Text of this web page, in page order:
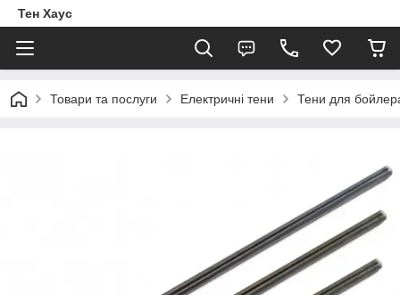
Тен Хаус
Товари та послуги Електричні тени Тени для